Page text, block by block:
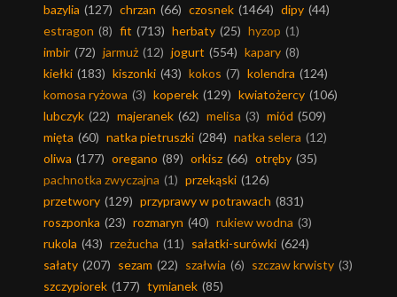
bazylia (127) chrzan (66) czosnek (1464) dipy (44)
estragon (8) fit (713) herbaty (25) hyzop (1)
imbir (72) jarmuż (12) jogurt (554) kapary (8)
kiełki (183) kiszonki (43) kokos (7) kolendra (124)
komosa ryżowa (3) koperek (129) kwiatożercy (106)
lubczyk (22) majeranek (62) melisa (3) miód (509)
mięta (60) natka pietruszki (284) natka selera (12)
oliwa (177) oregano (89) orkisz (66) otręby (35)
pachnotka zwyczajna (1) przekąski (126)
przetwory (129) przyprawy w potrawach (831)
roszponka (23) rozmaryn (40) rukiew wodna (3)
rukola (43) rzeżucha (11) sałatki-surówki (624)
sałaty (207) sezam (22) szałwia (6) szczaw krwisty (3)
szczypiorek (177) tymianek (85)